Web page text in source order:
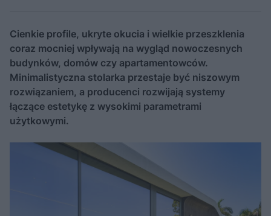
Cienkie profile, ukryte okucia i wielkie przeszklenia
coraz mocniej wpływają na wygląd nowoczesnych
budynków, domów czy apartamentowców.
Minimalistyczna stolarka przestaje być niszowym
rozwiązaniem, a producenci rozwijają systemy
łączące estetykę z wysokimi parametrami
użytkowymi.